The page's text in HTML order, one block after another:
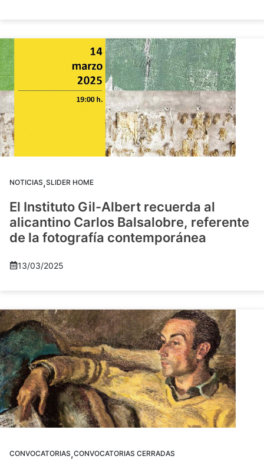
NOTICIAS,SLIDER HOME
El Instituto Gil-Albert recuerda al
alicantino Carlos Balsalobre, referente
de la fotografía contemporánea
13/03/2025
CONVOCATORIAS,CONVOCATORIAS CERRADAS